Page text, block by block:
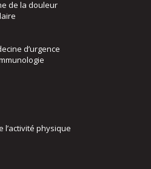
de la douleur
d’urgence
l’activité physique